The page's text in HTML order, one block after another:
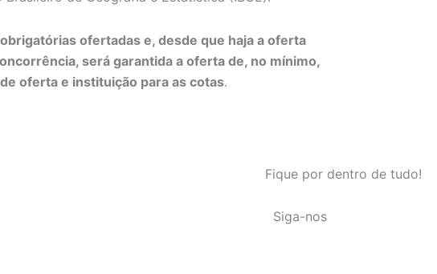
ofertadas e, desde que haja a oferta
será garantida a oferta de, no mínimo,
oferta e instituição para as cotas.
Fique por dentro de tudo!
Siga-nos